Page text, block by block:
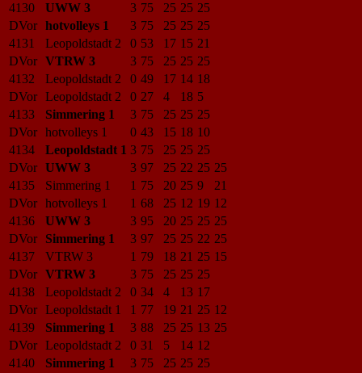
4130 UWW 3 3 75 25 25 25
DVor hotvolleys 1 3 75 25 25 25
4131
Leopoldstadt 2 0 53 17 15 21
DVor VTRW 3 3 75 25 25 25
4132
Leopoldstadt 2 0 49 17 14 18
DVor Leopoldstadt 2 0 27 4 18 5
4133
Simmering 1 3 75 25 25 25
DVor hotvolleys 1 0 43 15 18 10
4134
Leopoldstadt 1 3 75 25 25 25
DVor UWW 3 3 97 25 22 25 25
4135
Simmering 1 1 75 20 25 9
21
DVor hotvolleys 1 1 68 25 12 19 12
4136
UWW 3 3 95 20 25 25 25
DVor
Simmering 1 3 97 25 25 22 25
4137
VTRW 3 1 79 18 21 25 15
DVor VTRW 3 3 75 25 25 25
4138
Leopoldstadt 2 0 34 4 13 17
DVor Leopoldstadt 1 1 77 19 21 25 12
4139
Simmering 1 3 88 25 25 13 25
DVor Leopoldstadt 2 0 31 5 14 12
4140
Simmering 1 3 75 25 25 25